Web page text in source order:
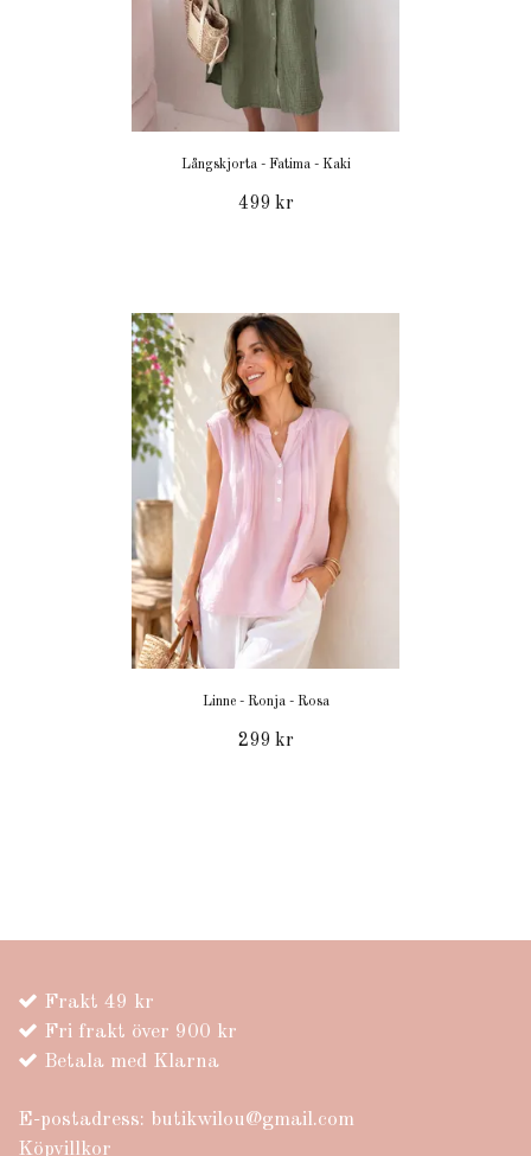
Långskjorta - Fatima - Kaki
499 kr
Linne - Ronja - Rosa
299 kr
Frakt 49 kr
Fri frakt över 900 kr
Betala med Klarna
E-postadress: butikwilou@gmail.com
Köpvillkor